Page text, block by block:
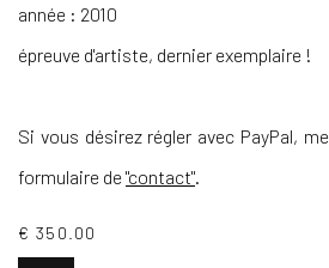
année : 2010
épreuve d'artiste, dernier exemplaire !
Si vous désirez régler avec PayPal,
formulaire de "contact"
€ 350.00